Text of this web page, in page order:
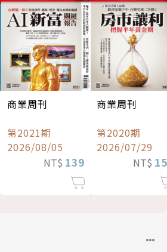
商業周刊
第2021期
2026/08/05
NT$ 139
商業周刊
第2020期
2026/07/29
NT$